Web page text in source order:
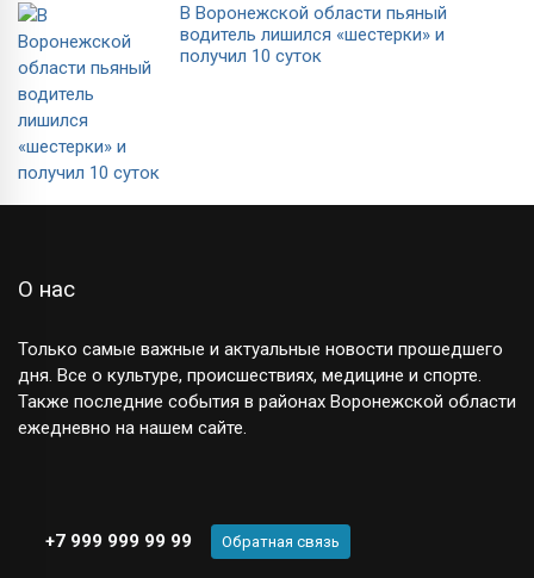
В Воронежской области пьяный
водитель лишился «шестерки» и
получил 10 суток
О нас
Только самые важные и актуальные новости прошедшего
дня. Все о культуре, происшествиях, медицине и спорте.
Также последние события в районах Воронежской области
ежедневно на нашем сайте.
+7 999 999 99 99 Обратная связь